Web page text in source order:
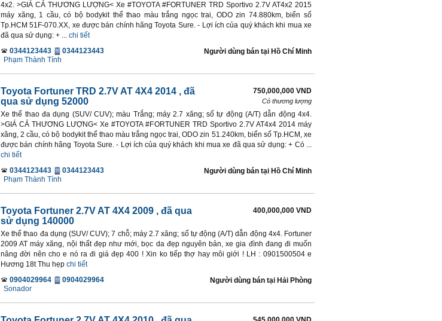
4x2. >GIÁ CẢ THƯƠNG LƯỢNG< Xe #TOYOTA #FORTUNER TRD Sportivo 2.7V AT4x2 2015
máy xăng, 1 cầu, có bộ bodykit thể thao màu trắng ngọc trai, ODO zin 74.880km, biển số
Tp.HCM 51F-070.XX, xe được bán chính hãng Toyota Sure. - Lợi ích của quý khách khi mua xe
đã qua sử dụng: + ... chi tiết
0344123443
0344123443
Phạm Thành Tính
Người dùng bán tại Hồ Chí Minh
Toyota Fortuner TRD 2.7V AT 4X4 2014 , đã
qua sử dụng 52000
750,000,000 VND
Có thương lượng
Xe thể thao đa dụng (SUV/ CUV); màu Trắng; máy 2.7 xăng; số tự động (A/T) dẫn động 4x4.
>GIÁ CẢ THƯƠNG LƯỢNG< Xe #TOYOTA #FORTUNER TRD Sportivo 2.7V AT4x4 2014 máy
xăng, 2 cầu, có bộ bodykit thể thao màu trắng ngọc trai, ODO zin 51.240km, biển số Tp.HCM, xe
được bán chính hãng Toyota Sure. - Lợi ích của quý khách khi mua xe đã qua sử dụng: + Có ...
chi tiết
0344123443
0344123443
Phạm Thành Tính
Người dùng bán tại Hồ Chí Minh
Toyota Fortuner 2.7V AT 4X4 2009 , đã qua
sử dụng 140000
400,000,000 VND
Xe thể thao đa dụng (SUV/ CUV); 7 chỗ; máy 2.7 xăng; số tự động (A/T) dẫn động 4x4. Fortuner
2009 AT máy xăng, nội thất đẹp như mới, bọc da đẹp nguyên bản, xe gia đình đang đi muốn
nâng đời nên cho e nó ra đi giá đẹp 400 ! Xin ko tiếp thợ hay môi giới ! LH : 0901500504 e
Hương 18t Thu hẹp chi tiết
0904029964
0904029964
Sonador
Người dùng bán tại Hải Phòng